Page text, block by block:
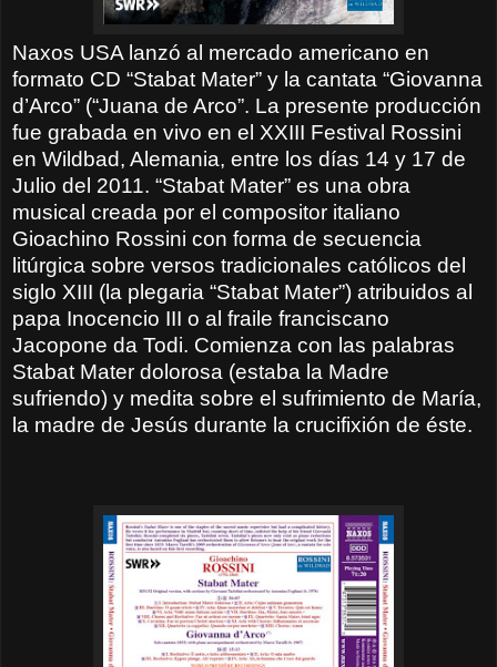
Naxos USA lanzó al mercado americano en
formato CD “Stabat Mater” y la cantata “Giovanna
d’Arco” (“Juana de Arco”. La presente producción
fue grabada en vivo en el XXIII Festival Rossini
en Wildbad, Alemania, entre los días 14 y 17 de
Julio del 2011. “Stabat Mater” es una obra
musical creada por el compositor italiano
Gioachino Rossini con forma de secuencia
litúrgica sobre versos tradicionales católicos del
siglo XIII (la plegaria “Stabat Mater”) atribuidos al
papa Inocencio III o al fraile franciscano
Jacopone da Todi. Comienza con las palabras
Stabat Mater dolorosa (estaba la Madre
sufriendo) y medita sobre el sufrimiento de María,
la madre de Jesús durante la crucifixión de éste.